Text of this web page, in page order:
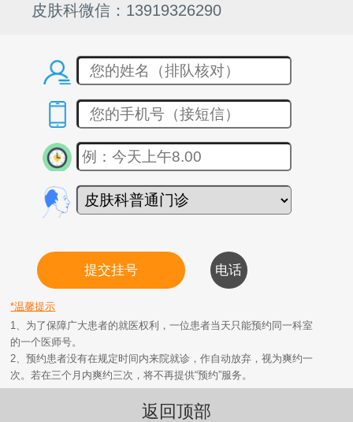
皮肤科微信：13919326290
*温馨提示
1、为了保障广大患者的就医权利，一位患者当天只能预约同一科室
的一个医师号。
2、预约患者没有在规定时间内来院就诊，作自动放弃，视为爽约一
次。若在三个月内爽约三次，将不再提供“预约”服务。
返回顶部